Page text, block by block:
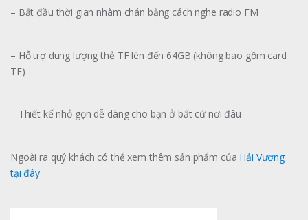
– Bắt đầu thời gian nhàm chán bằng cách nghe radio FM
– Hỗ trợ dung lượng thẻ TF lên đến 64GB (không bao gồm card
TF)
– Thiết kế nhỏ gọn dễ dàng cho bạn ở bất cứ nơi đâu
Ngoài ra quý khách có thể xem thêm sản phẩm của Hải Vương
tại đây